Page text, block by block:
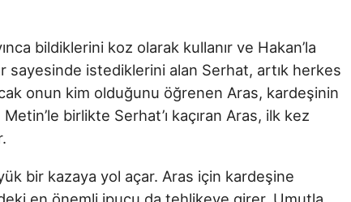
bildiklerini koz olarak kullanır ve Hakan’la
sayesinde istediklerini alan Serhat, artık herkes
onun kim olduğunu öğrenen Aras, kardeşinin
birlikte Serhat’ı kaçıran Aras, ilk kez
bir kazaya yol açar. Aras için kardeşine